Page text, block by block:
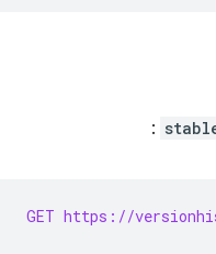
:
GET https://